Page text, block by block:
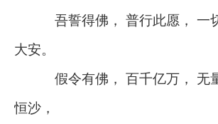
吾誓得佛， 普行此愿， 一
大安。
假令有佛， 百千亿万， 无
恒沙，